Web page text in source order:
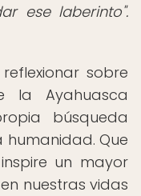
ese laberinto".
sobre
la Ayahuasca
búsqueda
humanidad. Que
un mayor
nuestras vidas